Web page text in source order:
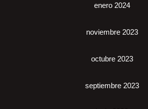
enero 2024
noviembre 2023
octubre 2023
septiembre 2023